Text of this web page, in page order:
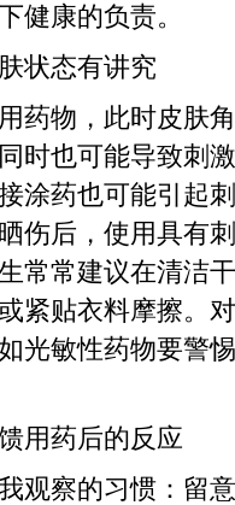
健康的负责。
状态有讲究
物，此时皮肤角
时也可能导致刺
涂药也可能引起
伤后，使用具有
常常建议在清洁
紧贴衣料摩擦。
光敏性药物要警
药后的反应
察的习惯：留意